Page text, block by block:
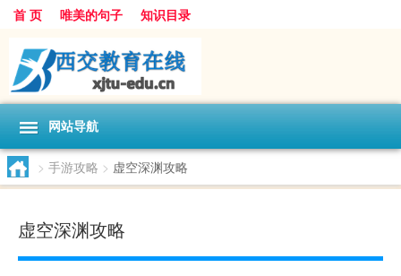
首 页 唯美的句子 知识目录
网站导航
> 手游攻略 > 虚空深渊攻略
虚空深渊攻略